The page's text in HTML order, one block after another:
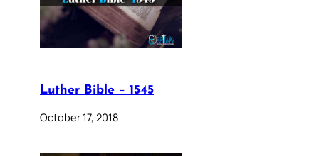
Luther Bible – 1545
October 17, 2018